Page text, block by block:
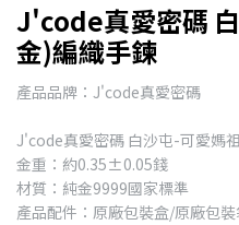
J'code真愛密碼
金)編織手鍊
產品品牌：J'code真愛密碼
J'code真愛密碼 白沙屯-可愛媽
金重：約0.35±0.05錢
材質：純金9999國家標準
產品配件：原廠包裝盒/原廠包